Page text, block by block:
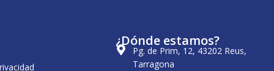
¿Dónde estamos?
Pg. de Prim, 12, 43202 Reus,
Tarragona